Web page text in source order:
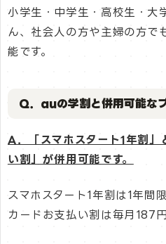
小学生・中学生・高校生・大
ん、社会人の方や主婦の方で
能です。
Q．auの学割と併用可能な
A．「スマホスタート1年割
い割」が併用可能です。
スマホスタート1年割は1年間
カードお支払い割は毎月187